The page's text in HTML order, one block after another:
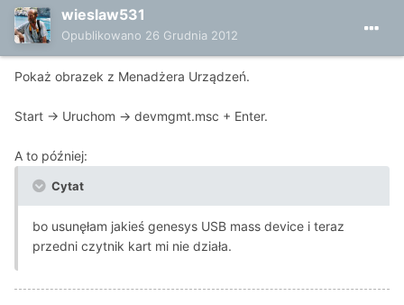
wieslaw531
Opublikowano 26 Grudnia 2012
Pokaż obrazek z Menadżera Urządzeń.
Start -> Uruchom -> devmgmt.msc + Enter.
A to później:
Cytat
bo usunęłam jakieś genesys USB mass device i teraz
przedni czytnik kart mi nie działa.